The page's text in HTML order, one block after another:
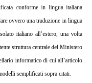
conforme in lingua italiana
ovvero una traduzione in lingua
italiano all’estero, una volta
struttura centrale del Ministero
informatico di cui all’articolo
semplificati sopra citati.